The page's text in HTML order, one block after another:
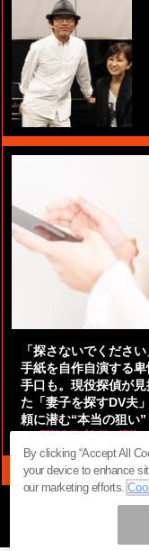
「探さないでくださ
手紙を自作自演する卑
手口も。現役探偵が見
た「妻子を探すDV夫
頼に潜む“本当の狙い”
by 阿部泰尚『伝説の探偵』
ページ内の商標は全て
By clicking “Accept All
your device to enhance
our marketing efforts.